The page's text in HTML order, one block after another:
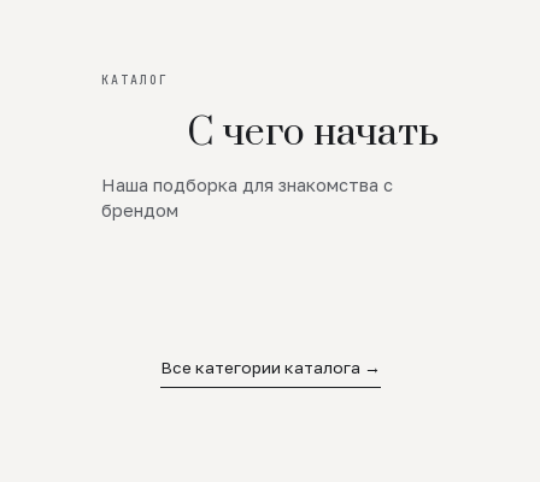
КАТАЛОГ
С чего начать
Наша подборка для знакомства с
брендом
Новинки
SALE
Все категории каталога →